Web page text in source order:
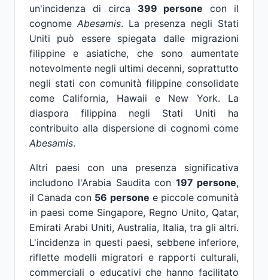
un'incidenza di circa 399 persone con il
cognome Abesamis. La presenza negli Stati
Uniti può essere spiegata dalle migrazioni
filippine e asiatiche, che sono aumentate
notevolmente negli ultimi decenni, soprattutto
negli stati con comunità filippine consolidate
come California, Hawaii e New York. La
diaspora filippina negli Stati Uniti ha
contribuito alla dispersione di cognomi come
Abesamis.
Altri paesi con una presenza significativa
includono l'Arabia Saudita con 197 persone,
il Canada con 56 persone e piccole comunità
in paesi come Singapore, Regno Unito, Qatar,
Emirati Arabi Uniti, Australia, Italia, tra gli altri.
L'incidenza in questi paesi, sebbene inferiore,
riflette modelli migratori e rapporti culturali,
commerciali o educativi che hanno facilitato